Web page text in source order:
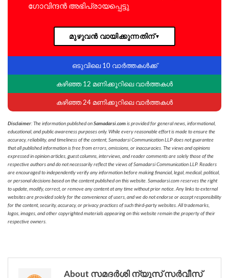
ഗോവിന്ദൻ അഭിപ്രായപ്പെട്ടു
മുഴുവൻ വായിക്കുന്നതിന്▼
ഒടുവിലെ 10 വാർത്തകൾക്ക്
കഴിഞ്ഞ 12 മണിക്കൂറിലെ വാർത്തകൾ
കഴിഞ്ഞ 24 മണിക്കൂറിലെ വാർത്തകൾ
Disclaimer: The information published onSamadarsi.comis provided for general news, informational,
educational, and public awareness purposes only. While every reasonable effort is made to ensure the
accuracy, reliability, and timeliness of the content, Samadarsi Communication LLP does not guarantee
that all published information is free from errors, omissions, or inaccuracies. The views and opinions
expressed in opinion articles, guest columns, interviews, and reader comments are solely those of the
respective authors and do not necessarily reflect the views of Samadarsi Communication LLP. Readers
are encouraged to independently verify any information before making financial, legal, medical, political,
or personal decisions based on the content published on this website. Samadarsi.com reserves the right
to update, modify, correct, or remove any content at any time without prior notice. Any links to external
websites are provided solely for the convenience of users, and we do not endorse or accept responsibility
for the content, security, accuracy, or privacy practices of such third-party websites. All trademarks,
logos, images, and other copyrighted materials appearing on this website remain the property of their
respective owners.
About സമദർശി ന്യൂസ് സർവീസ്